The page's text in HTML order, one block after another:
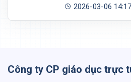
2026-03-06
Công ty CP giáo dục trực